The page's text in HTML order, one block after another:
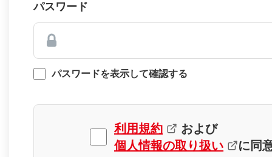
パスワード
パスワードを表示して確認する
利用規約
および
個人情報の取り扱い
に同